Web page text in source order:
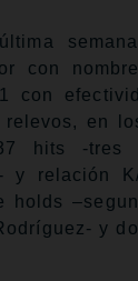
con
con
en
hits -tres
y relación
holds
y